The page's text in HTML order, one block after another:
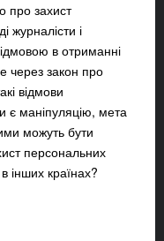
про захист
журналісти і
в отриманні
через закон про
відмови
є маніпуляцію, мета
можуть бути
персональних
інших країнах?